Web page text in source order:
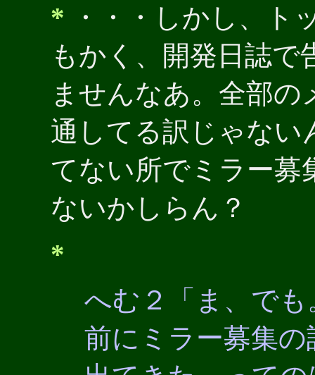
* ・・・しかし、ト
もかく、開発日誌で
ませんなあ。全部
通してる訳じゃない
てない所でミラー募
ないかしらん？
*
へむ２「ま、で
前にミラー募集